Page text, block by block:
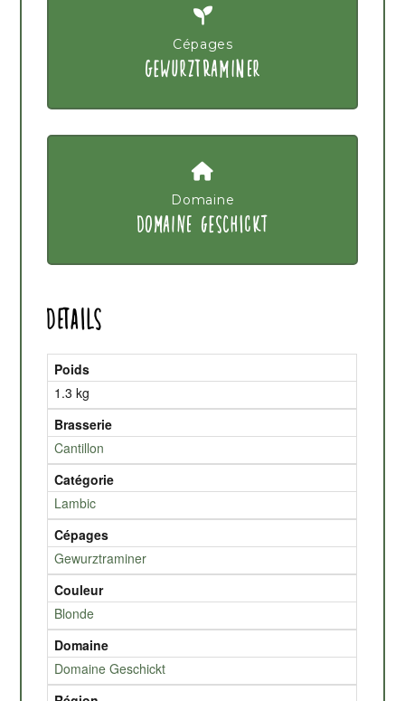
Cépages
GEWURZTRAMINER
Domaine
DOMAINE GESCHICKT
Details
Poids
1.3 kg
Brasserie
Cantillon
Catégorie
Lambic
Cépages
Gewurztraminer
Couleur
Blonde
Domaine
Domaine Geschickt